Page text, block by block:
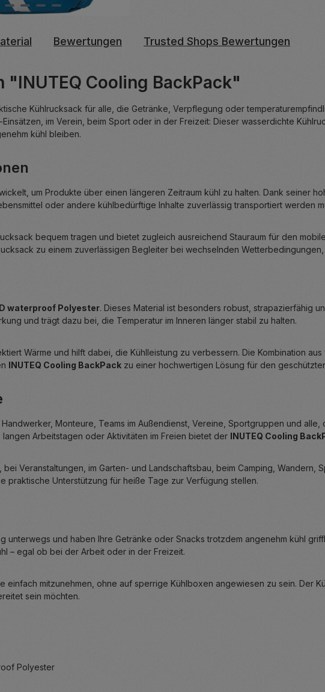
Bewertungen Trusted Shops Bewertungen
Cooling BackPack"
Kühlrucksack für alle, die Getränke, Verpflegung oder
im Verein, beim Sport oder in der Freizeit: Dieser wasserdichte
kühl bleiben.
um Produkte über einen längeren Zeitraum kühl zu halten. Dank seiner
oder andere kühlbedürftige Inhalte zuverlässig transportiert werden
bequem tragen und bietet zugleich ausreichend Stauraum für den
zu einem zuverlässigen Begleiter bei wechselnden
waterproof Polyester. Dieses Material ist besonders robust, strapazierfähig
und trägt dazu bei, die Temperatur im Inneren länger stabil zu halten.
Wärme und hilft dabei, die Kühlleistung zu verbessern. Die Kombination
INUTEQ Cooling BackPack zu einer hochwertigen Lösung für den
Monteure, Teams im Außendienst, Vereine, Sportgruppen und
Arbeitstagen oder Aktivitäten im Freien bietet der INUTEQ Cooling
Veranstaltungen, im Garten- und Landschaftsbau, beim Camping,
praktische Unterstützung für heiße Tage zur Verfügung stellen.
unterwegs und haben Ihre Getränke oder Snacks trotzdem angenehm kühl
– egal ob bei der Arbeit oder in der Freizeit.
einfach mitzunehmen, ohne auf sperrige Kühlboxen angewiesen zu sein. Der
sein möchten.
Polyester